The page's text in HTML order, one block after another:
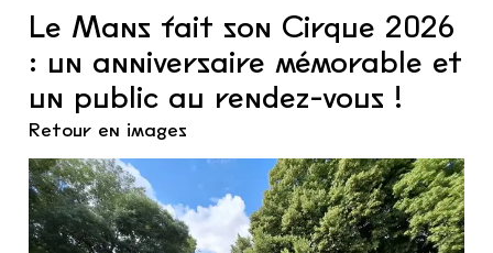
Le Mans fait son Cirque 2026
: un anniversaire mémorable et
un public au rendez-vous !
Retour en images